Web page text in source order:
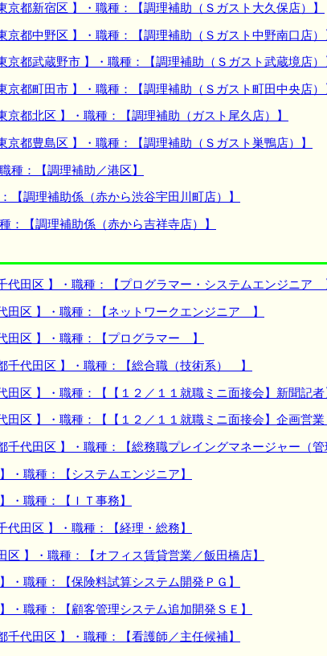
都新宿区 】・職種：【調理補助（Ｓガスト大久保店）】
都中野区 】・職種：【調理補助（Ｓガスト中野南口店）
都武蔵野市 】・職種：【調理補助（Ｓガスト武蔵境店）
都町田市 】・職種：【調理補助（Ｓガスト町田中央店）
都北区 】・職種：【調理補助（ガスト尾久店）】
都豊島区 】・職種：【調理補助（Ｓガスト巣鴨店）】
：【調理補助／港区】
調理補助係（赤から渋谷宇田川町店）】
【調理補助係（赤から吉祥寺店）】
田区 】・職種：【プログラマー・システムエンジニア
田区 】・職種：【ネットワークエンジニア 】
田区 】・職種：【プログラマー 】
代田区 】・職種：【総合職（技術系） 】
区 】・職種：【【１２／１１就職ミニ面接会】新聞記者
区 】・職種：【【１２／１１就職ミニ面接会】企画営業
代田区 】・職種：【総務職プレイングマネージャー（管
職種：【システムエンジニア】
職種：【ＩＴ事務】
田区 】・職種：【経理・総務】
】・職種：【オフィス賃貸営業／飯田橋店】
・職種：【保険料試算システム開発ＰＧ】
職種：【顧客管理システム追加開発ＳＥ】
代田区 】・職種：【看護師／主任候補】